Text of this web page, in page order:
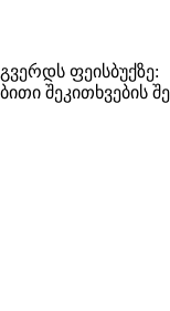
ფეისბუქზე:
შეკითხვების